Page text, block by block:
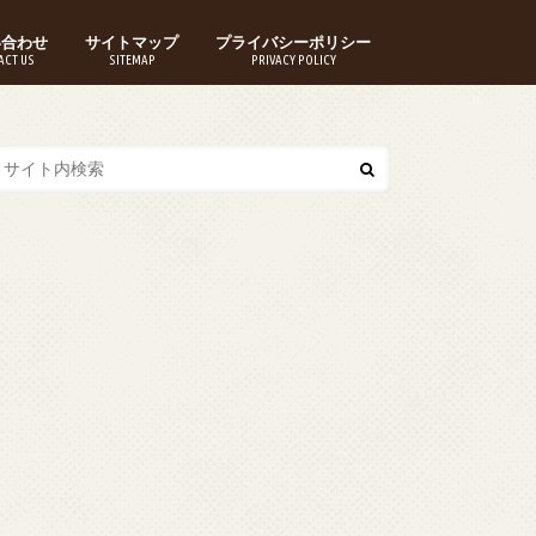
わせ
US
サイトマップ
SITEMAP
プライバシーポリシー
PRIVACY POLICY